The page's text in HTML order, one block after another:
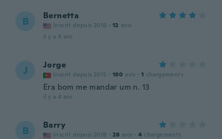
B Bernetta
Inscrit depuis 2016 · 12 avis
il y a 4 ans
J Jorge
Inscrit depuis 2015 · 180 avis · 1 chargements
Era bom me mandar um n. 13
il y a 4 ans
B Barry
Inscrit depuis 2018 · 28 avis · 4 chargements